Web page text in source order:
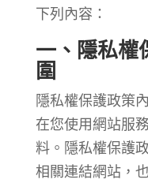
下列內容：
一、隱私權
圍
隱私權保護政策
在您使用網站服
料。隱私權保護
相關連結網站，